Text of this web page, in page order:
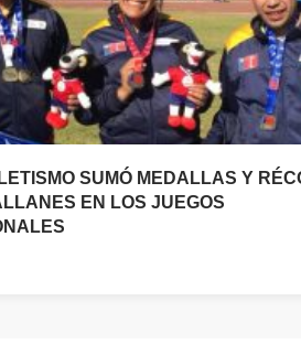
SUMÓ MEDALLAS Y
EN LOS JUEGOS